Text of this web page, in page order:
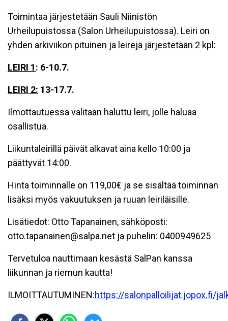
Toimintaa järjestetään Sauli Niinistön
Urheilupuistossa (Salon Urheilupuistossa). Leiri on
yhden arkiviikon pituinen ja leirejä järjestetään 2 kpl:
LEIRI 1: 6-10.7.
LEIRI 2: 13-17.7.
Ilmottautuessa valitaan haluttu leiri, jolle haluaa
osallistua.
Liikuntaleirillä päivät alkavat aina kello 10:00 ja
päättyvät 14:00.
Hinta toiminnalle on 119,00€ ja se sisältää toiminnan
lisäksi myös vakuutuksen ja ruuan leiriläisille.
Lisätiedot: Otto Tapanainen, sähköposti:
otto.tapanainen@salpa.net ja puhelin: 0400949625
Tervetuloa nauttimaan kesästä SalPan kanssa
liikunnan ja riemun kautta!
ILMOITTAUTUMINEN:https://salonpalloilijat.jopox.fi/